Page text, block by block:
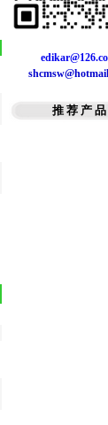
二级B2型生物
二级A2型生物
细胞滚培养器
PH酸度计计
推 荐 产 品